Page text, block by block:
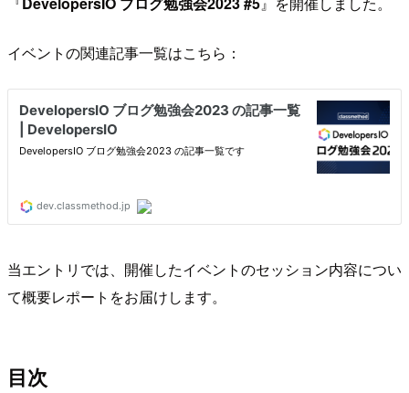
イベントの関連記事一覧はこちら：
当エントリでは、開催したイベントのセッション内容につい
て概要レポートをお届けします。
目次